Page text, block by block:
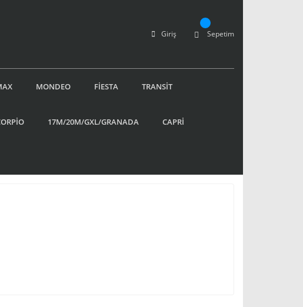
Giriş Sepetim
MONDEO FİESTA TRANSİT
17M/20M/GXL/GRANADA CAPRİ